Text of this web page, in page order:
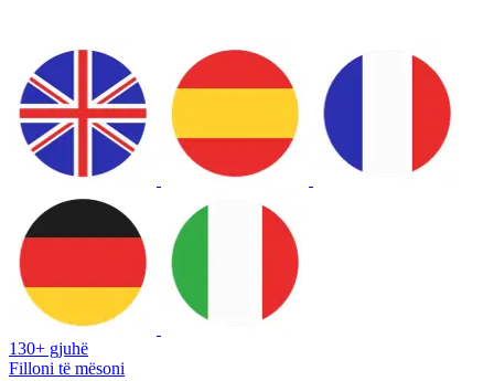
130+ gjuhë
Filloni të mësoni